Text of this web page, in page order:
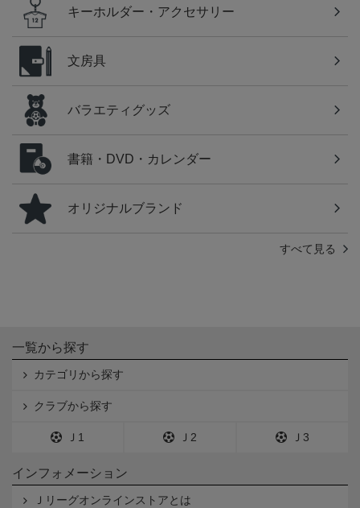
キーホルダー・アクセサリー
文房具
バラエティグッズ
書籍・DVD・カレンダー
オリジナルブランド
すべて見る
一覧から探す
カテゴリから探す
クラブから探す
Ｊ1 Ｊ2 Ｊ3
インフォメーション
Ｊリーグオンラインストアとは